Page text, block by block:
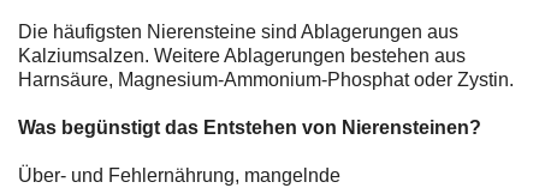
Die häufigsten Nierensteine sind Ablagerungen aus
Kalziumsalzen. Weitere Ablagerungen bestehen aus
Harnsäure, Magnesium-Ammonium-Phosphat oder Zystin.
Was begünstigt das Entstehen von Nierensteinen?
Über- und Fehlernährung, mangelnde